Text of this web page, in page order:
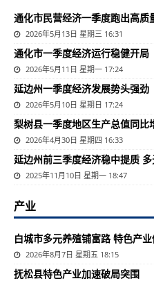
通化市民营经济一季度跑出高质
2026年5月13日 星期三 16:31
通化市一季度经济运行稳健开局
2026年5月11日 星期一 17:24
延边州一季度经济发展势头强劲
2026年5月10日 星期日 17:24
梨树县一季度地区生产总值同
2026年4月30日 星期四 16:33
延边州前三季度经济稳中提质
2025年11月10日 星期一 18:47
产业
白城市多元养殖铺富路 特色产
2026年8月7日 星期五 18:15
抚松县特色产业加速破局突围